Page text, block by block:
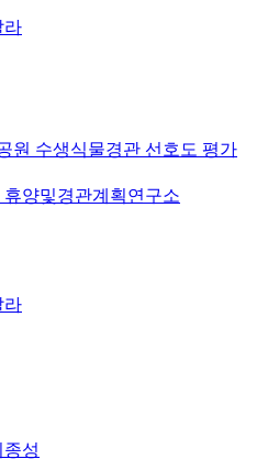
라
원 수생식물경관 선호도 평가
양및경관계획연구소
라
종성